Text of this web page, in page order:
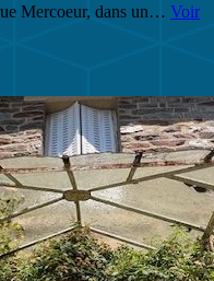
Mercoeur, dans un… Voir